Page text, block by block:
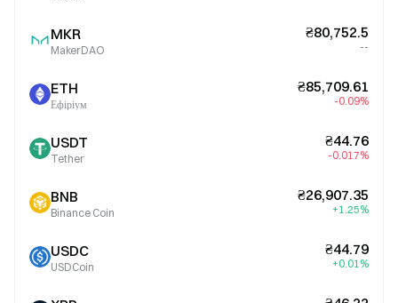
MKR
MakerDAO
₴80,752.5
--
ETH
Ефіріум
₴85,709.61
-0.09%
USDT
Tether
₴44.76
-0.017%
BNB
Binance Coin
₴26,907.35
+1.25%
USDC
USDCoin
₴44.79
+0.01%